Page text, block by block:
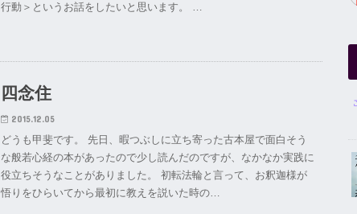
行動＞というお話をしたいと思います。 …
四念住
2015.12.05
どうも甲斐です。 先日、暇つぶしに立ち寄った古本屋で面白そう
な般若心経の本があったので少し読んだのですが、なかなか実践に
役立ちそうなことがありました。 初転法輪と言って、お釈迦様が
悟りをひらいてから最初に教えを説いた時の…